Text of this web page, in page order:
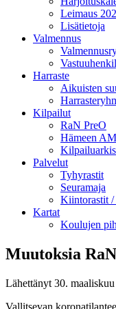
Leimaus
Lisätietoja
Valmennus
Harraste
Aikuisten
Kilpailut
RaN PreO
Hämeen
Palvelut
Tyhyrastit
Seuramaja
Kiintorastit
Kartat
Koulujen
Muutoksia
Lähettänyt 30.
Vallitsevan